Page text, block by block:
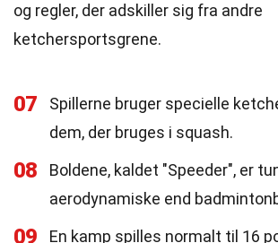
og regler, der adskiller sig fra andre
ketchersportsgrene.
07
Spillerne bruger specielle
dem, der bruges i squash.
08
Boldene, kaldet "Speeder", er
aerodynamiske end
09 En kamp spilles normalt til 16